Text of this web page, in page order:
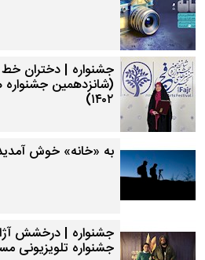
جشنواره | دختران
(شانزدهمین
۱۴۰۲)
به «خانه» خوش
جشنواره | درخشش
جشنواره تلویزیونی